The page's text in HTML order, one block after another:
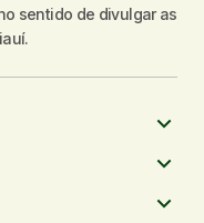
sentido de divulgar as